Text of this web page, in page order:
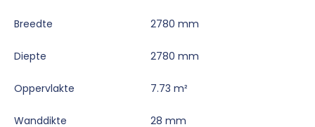
Breedte 2780 mm
Diepte 2780 mm
Oppervlakte 7.73 m²
Wanddikte 28 mm